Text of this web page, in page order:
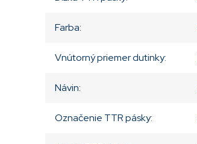
Farba:
Vnútorný priemer dutinky:
Návin:
Označenie TTR pásky: